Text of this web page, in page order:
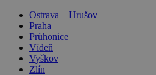
Ostrava – Hrušov
Praha
Průhonice
Vídeň
Vyškov
Zlín